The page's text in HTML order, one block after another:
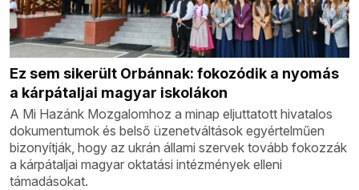
Ez sem sikerült Orbánnak: fokozódik a nyomás
a kárpátaljai magyar iskolákon
A Mi Hazánk Mozgalomhoz a minap eljuttatott hivatalos
dokumentumok és belső üzenetváltások egyértelműen
bizonyítják, hogy az ukrán állami szervek tovább fokozzák
a kárpátaljai magyar oktatási intézmények elleni
támadásokat.